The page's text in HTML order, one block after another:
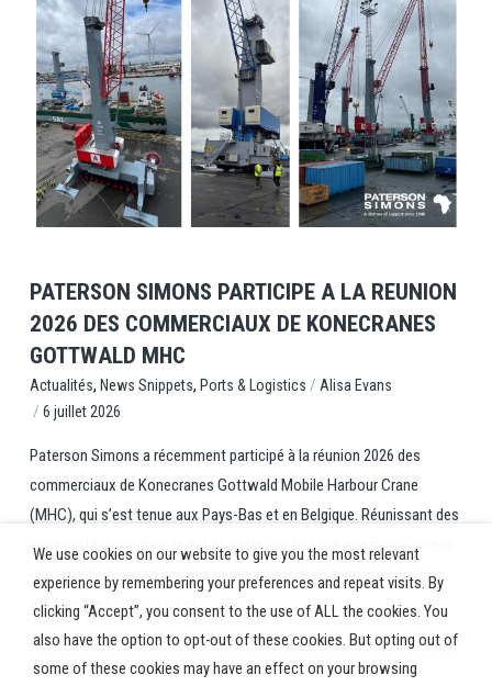
View Post
PATERSON SIMONS PARTICIPE A LA REUNION
2026 DES COMMERCIAUX DE KONECRANES
GOTTWALD MHC
Actualités, News Snippets, Ports & Logistics / Alisa Evans
/ 6 juillet 2026
Paterson Simons a récemment participé à la réunion 2026 des
commerciaux de Konecranes Gottwald Mobile Harbour Crane
(MHC), qui s’est tenue aux Pays-Bas et en Belgique. Réunissant des
représentants du monde entier, cette conférence a permis d’obtenir
des informations précieuses sur la stratégie de Konecranes, les
perspectives du marché et...
We use cookies on our website to give you the most relevant
experience by remembering your preferences and repeat visits. By
clicking “Accept”, you consent to the use of ALL the cookies. You
also have the option to opt-out of these cookies. But opting out of
some of these cookies may have an effect on your browsing